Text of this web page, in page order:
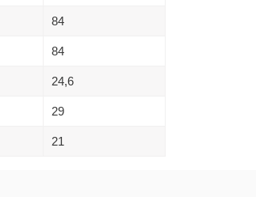
84
84
24,6
29
21